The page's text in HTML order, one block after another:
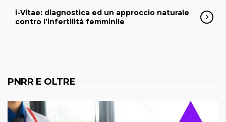
i-Vitae: diagnostica ed un approccio naturale
contro l’infertilità femminile
PNRR E OLTRE